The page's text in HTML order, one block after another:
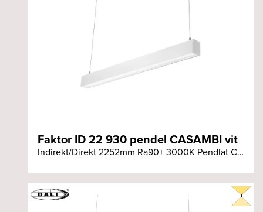
Faktor ID 22 930 pendel CASAMBI vit
Indirekt/Direkt 2252mm Ra90+ 3000K Pendlat CASAMBI vit armatur